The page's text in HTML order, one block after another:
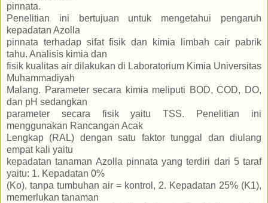
pinnata.
Penelitian ini bertujuan untuk mengetahui pengaruh
kepadatan Azolla
pinnata terhadap sifat fisik dan kimia limbah cair pabrik
tahu. Analisis kimia dan
fisik kualitas air dilakukan di Laboratorium Kimia Universitas
Muhammadiyah
Malang. Parameter secara kimia meliputi BOD, COD, DO,
dan pH sedangkan
parameter secara fisik yaitu TSS. Penelitian ini
menggunakan Rancangan Acak
Lengkap (RAL) dengan satu faktor tunggal dan diulang
empat kali yaitu
kepadatan tanaman Azolla pinnata yang terdiri dari 5 taraf
yaitu: 1. Kepadatan 0%
(Ko), tanpa tumbuhan air = kontrol, 2. Kepadatan 25% (K1),
memerlukan tanaman